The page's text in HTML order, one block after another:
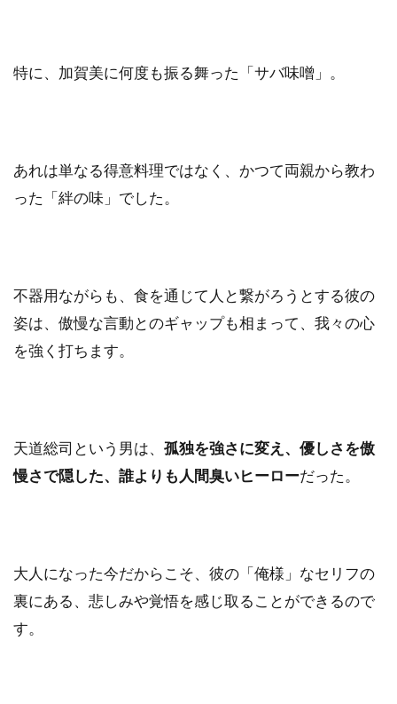
特に、加賀美に何度も振る舞った「サバ味噌」。
あれは単なる得意料理ではなく、かつて両親から教わ
った「絆の味」でした。
不器用ながらも、食を通じて人と繋がろうとする彼の
姿は、傲慢な言動とのギャップも相まって、我々の心
を強く打ちます。
天道総司という男は、 孤独を強さに変え、優しさを傲
慢さで隠した、誰よりも人間臭いヒーローだった。
大人になった今だからこそ、彼の「俺様」なセリフの
裏にある、悲しみや覚悟を感じ取ることができるので
す。